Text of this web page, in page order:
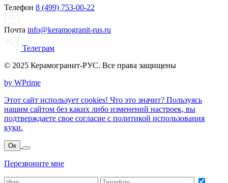
Телефон 8 (499) 753-00-22
Почта info@keramogranit-rus.ru
Телеграм
© 2025 Керамогранит-РУС. Все права защищены
by WPrime
Этот сайт использует cookies! Что это значит? Пользуясь
нашим сайтом без каких либо изменений настроек, вы
подтверждаете свое согласие с политикой использования
куки.
Ок
Перезвоните мне